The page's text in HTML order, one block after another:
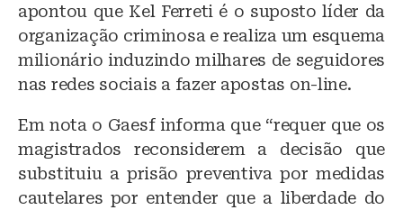
apontou que Kel Ferreti é o suposto líder da
organização criminosa e realiza um esquema
milionário induzindo milhares de seguidores
nas redes sociais a fazer apostas on-line.
Em nota o Gaesf informa que “requer que os
magistrados reconsiderem a decisão que
substituiu a prisão preventiva por medidas
cautelares por entender que a liberdade do